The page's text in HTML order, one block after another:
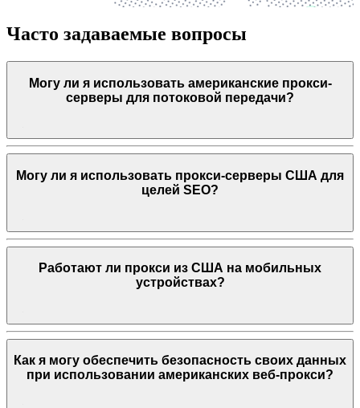
Часто задаваемые вопросы
Могу ли я использовать американские прокси-
серверы для потоковой передачи?
Могу ли я использовать прокси-серверы США для
целей SEO?
Работают ли прокси из США на мобильных
устройствах?
Как я могу обеспечить безопасность своих данных
при использовании американских веб-прокси?